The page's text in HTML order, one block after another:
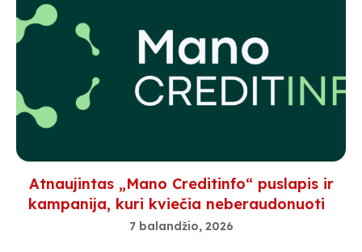
Atnaujintas „Mano Creditinfo“ puslapis ir
kampanija, kuri kviečia neberaudonuoti
7 balandžio, 2026